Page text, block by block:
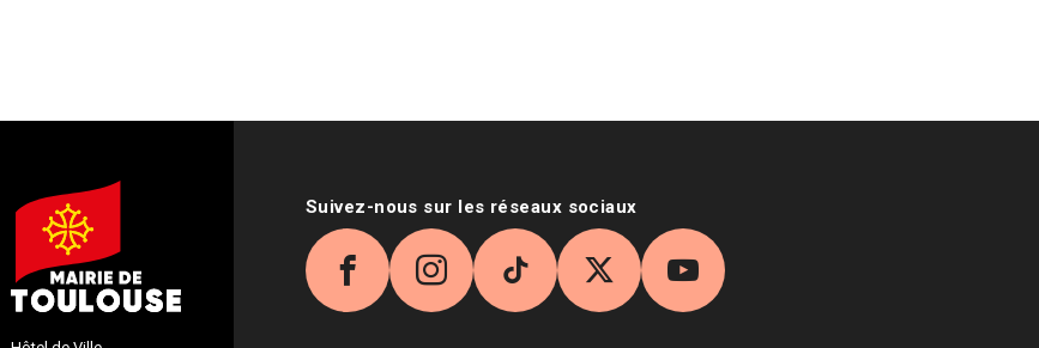
Suivez-nous sur les réseaux sociaux
FacebookInstagram
TikTokX YouTube